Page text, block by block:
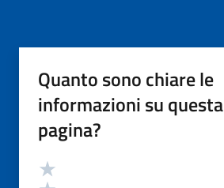
Quanto sono chiare le
informazioni su questa
pagina?
Valutazione